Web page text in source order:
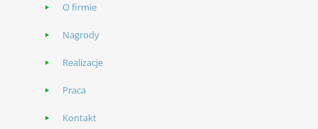
O firmie
Nagrody
Realizacje
Praca
Kontakt